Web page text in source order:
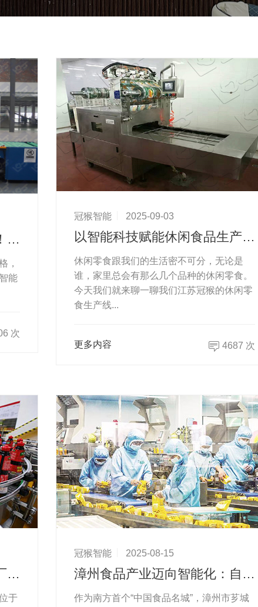
出口俄罗斯，供货日本神岗！选择链板输送线厂家，不想踩坑就来冠猴看看
，
能
次
冠猴智能 2025-09-03
以智能科技赋能休闲食品生产线，冠猴引领行业升级新范式
休闲零食跟我们的生活密不可分，无论是
谁，家里总会有那么几个品种的休闲零食。
今天我们就来聊一聊我们江苏冠猴的休闲零
食生产线...
更多内容 4687 次
联合利华地方全品类食品工厂投产：自动化与智能化引领食品制造新标杆
于
冠猴智能 2025-08-15
漳州食品产业迈向智能化：自动化生产线助力“小食品”闯出“大天地”
作为南方首个“中国食品名城”，漳州市芗城